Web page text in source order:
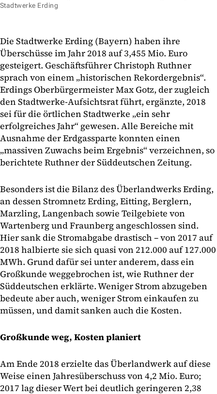
Stadtwerke Erding
Die Stadtwerke Erding (Bayern) haben ihre
Überschüsse im Jahr 2018 auf 3,455 Mio. Euro
gesteigert. Geschäftsführer Christoph Ruthner
sprach von einem „historischen Rekordergebnis“.
Erdings Oberbürgermeister Max Gotz, der zugleich
den Stadtwerke-Aufsichtsrat führt, ergänzte, 2018
sei für die örtlichen Stadtwerke „ein sehr
erfolgreiches Jahr“ gewesen. Alle Bereiche mit
Ausnahme der Erdgassparte konnten einen
„massiven Zuwachs beim Ergebnis“ verzeichnen, so
berichtete Ruthner der Süddeutschen Zeitung.
Besonders ist die Bilanz des Überlandwerks Erding,
an dessen Stromnetz Erding, Eitting, Berglern,
Marzling, Langenbach sowie Teilgebiete von
Wartenberg und Fraunberg angeschlossen sind.
Hier sank die Stromabgabe drastisch – von 2017 auf
2018 halbierte sie sich quasi von 212.000 auf 127.000
MWh. Grund dafür sei unter anderem, dass ein
Großkunde weggebrochen ist, wie Ruthner der
Süddeutschen erklärte. Weniger Strom abzugeben
bedeute aber auch, weniger Strom einkaufen zu
müssen, und damit sanken auch die Kosten.
Großkunde weg, Kosten planiert
Am Ende 2018 erzielte das Überlandwerk auf diese
Weise einen Jahresüberschuss von 4,2 Mio. Euro;
2017 lag dieser Wert bei deutlich geringeren 2,38